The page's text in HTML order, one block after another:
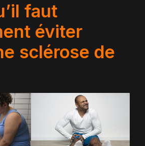
faut
éviter
sclérose de